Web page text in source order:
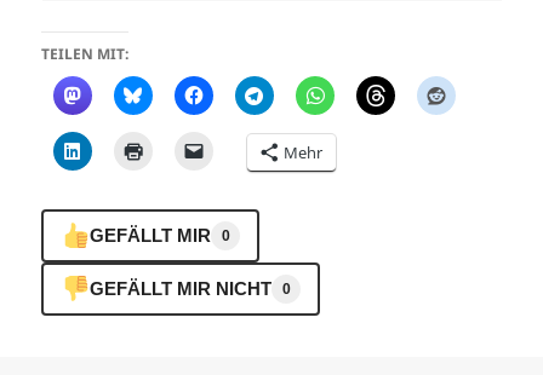
TEILEN MIT:
Mehr
GEFÄLLT MIR 0
GEFÄLLT MIR NICHT 0